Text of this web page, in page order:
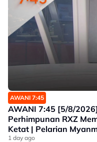
AWANI 7:45
AWANI 7:45 [5/8/
Perhimpunan RXZ
Ketat | Pelarian
1 day ago